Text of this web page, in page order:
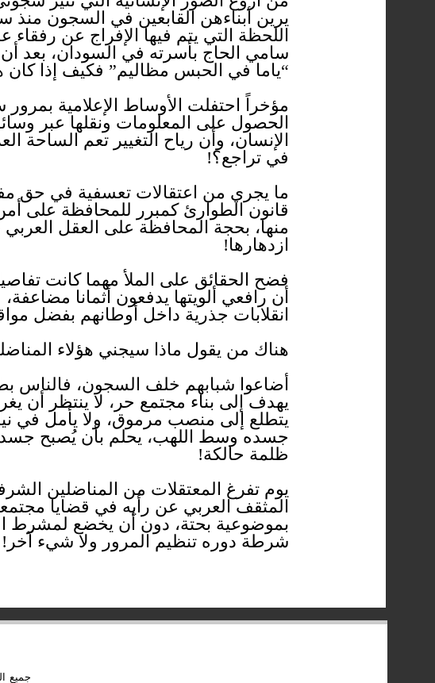
يرين أبناءهن القابعين في السجون
اللحظة التي يتم فيها الإفراج عن
سامي الحاج بأسرته في السودان، بعد
“ياما في الحبس مظاليم” فكيف إذا
مؤخراً احتفلت الأوساط الإعلامية
الحصول على المعلومات ونقلها عبر
الإنسان، وأن رياح التغيير تعم الساحة
في تراجع؟!
ما يجري من اعتقالات تعسفية في حق
قانون الطوارئ كمبرر للمحافظة على
منها، بحجة المحافظة على العقل العربي
ازدهارها!
فضح الحقائق على الملأ مهما كانت
أن رافعي ألويتها يدفعون أثمانا
انقلابات جذرية داخل أوطانهم بفضل
هناك من يقول ماذا سيجني هؤلاء
أضاعوا شبابهم خلف السجون، فالناس
يهدف إلى بناء مجتمع حر، لا ينتظر أن
يتطلع إلى منصب مرموق، ولا يأمل في
جسده وسط اللهب، يحلم بأن يُصبح جسده
ظلمة حالكة!
يوم تفرغ المعتقلات من المناضلين
المثقف العربي عن رأيه في قضايا
بموضوعية بحتة، دون أن يخضع لمشرط
شرطة دوره تنظيم المرور ولا شيء آخر!
جميع